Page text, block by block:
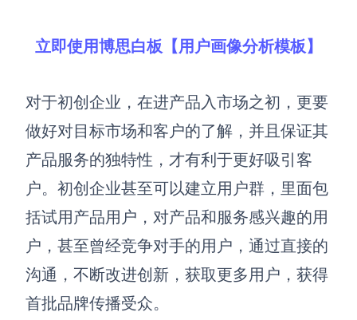
立即使用博思白板【用户画像分析模板】
对于初创企业，在进产品入市场之初，更要
做好对目标市场和客户的了解，并且保证其
产品服务的独特性 ， 才有利于更好吸引客
户。初创企业甚至可以建立用户群，里面包
括试用产品用户，对产品和服务感兴趣的用
户，甚至曾经竞争对手的用户，通过直接的
沟通，不断改进创新，获取更多用户 ，获得
首批品牌传播受众。